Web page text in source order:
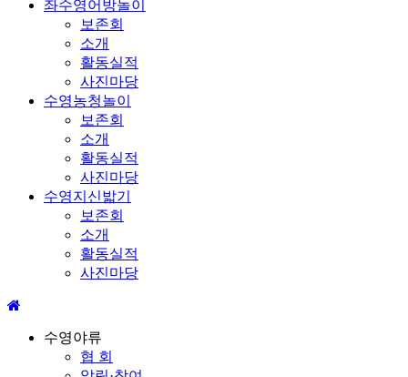
좌수영어방놀이
보존회
소개
활동실적
사진마당
수영농청놀이
보존회
소개
활동실적
사진마당
수영지신밟기
보존회
소개
활동실적
사진마당
수영야류
협 회